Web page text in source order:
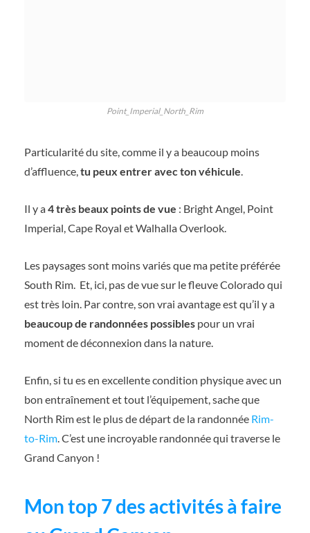
Point_Imperial_North_Rim
Particularité du site, comme il y a beaucoup moins
d’affluence,tu peux entrer avec ton véhicule.
Il y a4 très beaux points de vue : Bright Angel, Point
Imperial, Cape Royal et Walhalla Overlook.
Les paysages sont moins variés que ma petite préférée
South Rim. Et, ici, pas de vue sur le fleuve Colorado qui
est très loin. Par contre, son vrai avantage est qu’il y a
beaucoup de randonnées possibles pour un vrai
moment de déconnexion dans la nature.
Enfin, si tu es en excellente condition physique avec un
bon entraînement et tout l’équipement, sache que
North Rim est le plus de départ de la randonnée Rim-
to-Rim. C’est une incroyable randonnée qui traverse le
Grand Canyon !
Mon top 7 des activités à faire